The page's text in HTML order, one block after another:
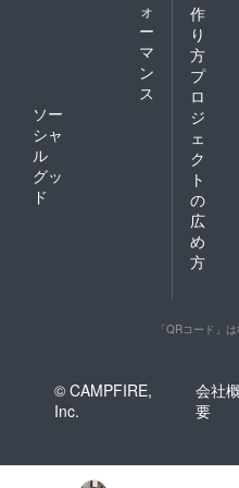
ォ
ー
マ
ン
ス
ソー
シャ
ル
グッ
ド
作
り
方
プ
ロ
ジ
ェ
ク
ト
の
広
め
方
「QRコード」
© CAMPFIRE,
Inc.
会社
要